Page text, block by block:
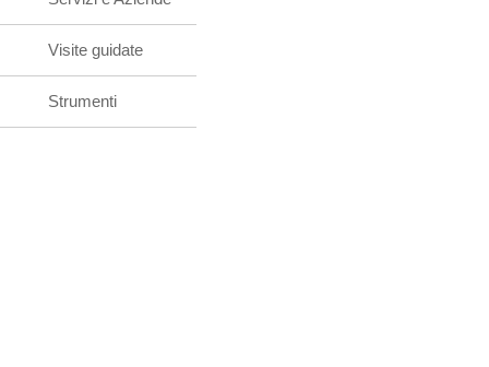
Visite guidate
Strumenti